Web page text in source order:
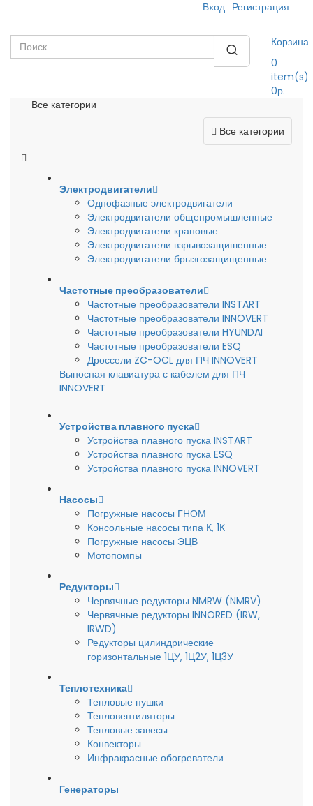
Вход Регистрация
Корзина
0
item(s)
0р.
Все категории
Все категории
Электродвигатели
Однофазные электродвигатели
Электродвигатели общепромышленные
Электродвигатели крановые
Электродвигатели взрывозащишенные
Электродвигатели брызгозащищенные
Частотные преобразователи
Частотные преобразователи INSTART
Частотные преобразователи INNOVERT
Частотные преобразователи HYUNDAI
Частотные преобразователи ESQ
Дроссели ZC-OCL для ПЧ INNOVERT
Выносная клавиатура с кабелем для ПЧ
INNOVERT
Устройства плавного пуска
Устройства плавного пуска INSTART
Устройства плавного пуска ESQ
Устройства плавного пуска INNOVERT
Насосы
Погружные насосы ГНОМ
Консольные насосы типа К, 1К
Погружные насосы ЭЦВ
Мотопомпы
Редукторы
Червячные редукторы NMRW (NMRV)
Червячные редукторы INNORED (IRW,
IRWD)
Редукторы цилиндрические
горизонтальные 1ЦУ, 1Ц2У, 1Ц3У
Теплотехника
Тепловые пушки
Тепловентиляторы
Тепловые завесы
Конвекторы
Инфракрасные обогреватели
Генераторы